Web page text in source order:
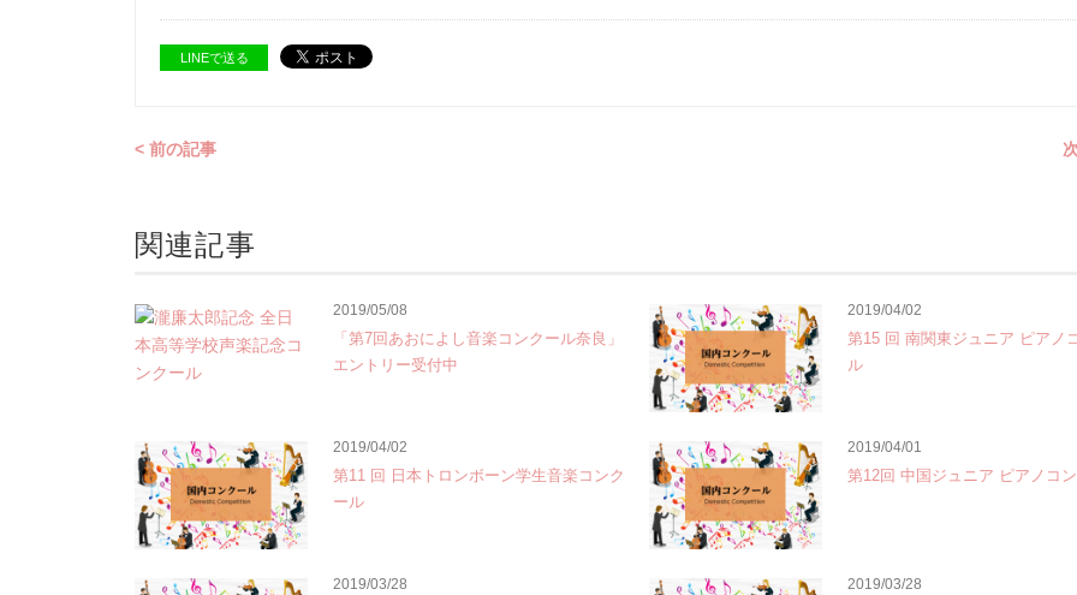
LINEで送る
< 前の記事
関連記事
2019/05/08
「第7回あおによし音楽コンクール奈良」
エントリー受付中
2019/04/02
第15 回 南関東ジュニア ピアノ
ル
2019/04/02
第11 回 日本トロンボーン学生音楽コンク
ール
2019/04/01
第12回 中国ジュニア ピアノコ
2019/03/28 2019/03/28